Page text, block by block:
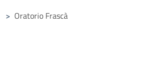
> Oratorio Frascà